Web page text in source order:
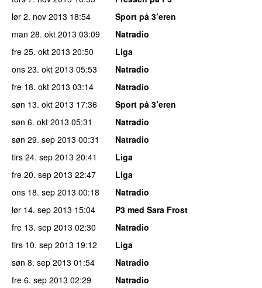
lør 2. nov 2013 18:54
Sport på 3’eren
man 28. okt 2013 03:09
Natradio
fre 25. okt 2013 20:50
Liga
ons 23. okt 2013 05:53
Natradio
fre 18. okt 2013 03:14
Natradio
søn 13. okt 2013 17:36
Sport på 3’eren
søn 6. okt 2013 05:31
Natradio
søn 29. sep 2013 00:31
Natradio
tirs 24. sep 2013 20:41
Liga
fre 20. sep 2013 22:47
Liga
ons 18. sep 2013 00:18
Natradio
lør 14. sep 2013 15:04
P3 med Sara Frost
fre 13. sep 2013 02:30
Natradio
tirs 10. sep 2013 19:12
Liga
søn 8. sep 2013 01:54
Natradio
fre 6. sep 2013 02:29
Natradio